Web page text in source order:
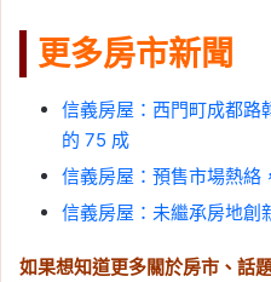
更多房市新聞
信義房屋：西門町成都路
的 75 成
信義房屋：預售市場熱絡
信義房屋：未繼承房地創
如果想知道更多關於房市、話